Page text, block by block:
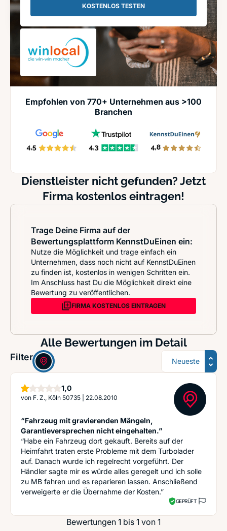
KOSTENLOS TESTEN
Empfohlen von 770+ Unternehmen aus >100
Branchen
Dienstleister nicht gefunden? Jetzt
Firma kostenlos eintragen!
Trage Deine Firma auf der
Bewertungsplattform KennstDuEinen ein:
Nutze die Möglichkeit und trage einfach ein
Unternehmen, dass noch nicht auf KennstDuEinen
zu finden ist, kostenlos in wenigen Schritten ein.
Im Anschluss hast Du die Möglichkeit direkt eine
Bewertung zu veröffentlichen.
FIRMA KOSTENLOS EINTRAGEN
Alle Bewertungen im Detail
Filter: Sortierung
1,0Stern
von F. Z., Köln 50735 22.08.2010
“Fahrzeug mit gravierenden Mängeln,
Garantieversprechen nicht eingehalten.”
“Habe ein Fahrzeug dort gekauft. Bereits auf der
Heimfahrt traten erste Probleme mit dem Turbolader
auf. Danach wurde ich regelrecht vorgeführt. Der
Händler sagte mir es würde alles geregelt und ich solle
zu MB fahren und es reparieren lassen. Anschließend
verweigerte er die Übernahme der Kosten.”
GEPRÜFT
Bewertungen 1 bis 1 von 1